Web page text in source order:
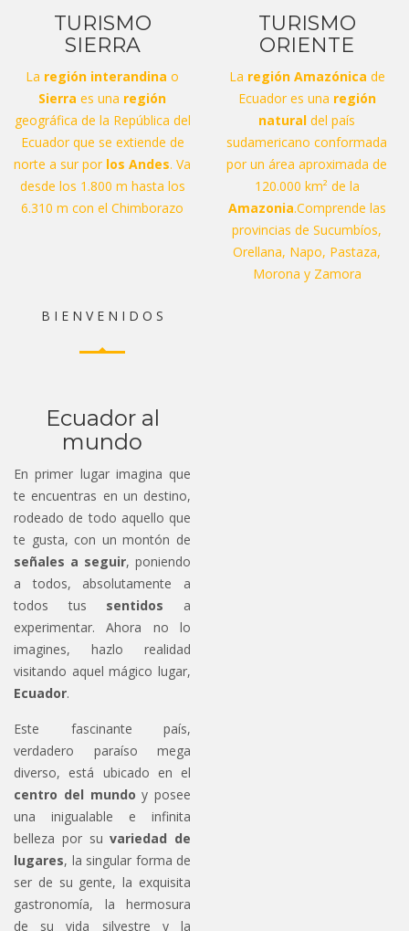
TURISMO
SIERRA
La región interandina o
Sierra es una región
geográfica de la República del
Ecuador que se extiende de
norte a sur por los Andes. Va
desde los 1.800 m hasta los
6.310 m con el Chimborazo
TURISMO
ORIENTE
La región Amazónica de
Ecuador es una región
natural del país
sudamericano conformada
por un área aproximada de
120.000 km² de la
Amazonia.Comprende las
provincias de Sucumbíos,
Orellana, Napo, Pastaza,
Morona y Zamora
B I E N V E N I D O S
Ecuador al
mundo
En primer lugar imagina que
te encuentras en un destino,
rodeado de todo aquello que
te gusta, con un montón de
señales a seguir, poniendo
a todos, absolutamente a
todos tus sentidos a
experimentar. Ahora no lo
imagines, hazlo realidad
visitando aquel mágico lugar,
Ecuador.
Este fascinante país,
verdadero paraíso mega
diverso, está ubicado en el
centro del mundo y posee
una inigualable e infinita
belleza por suvariedad de
lugares, la singular forma de
ser de su gente, la exquisita
gastronomía, la hermosura
de su vida silvestre y la